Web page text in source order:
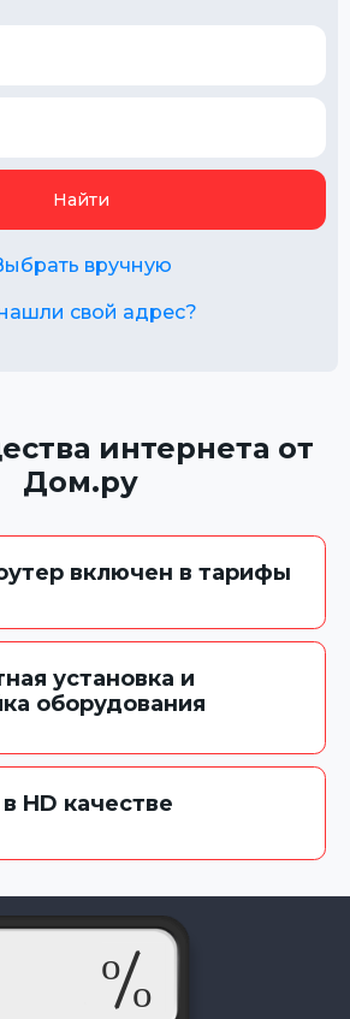
Найти
вручную
свой адрес?
интернета от
Дом.ру
включен в тарифы
установка и
оборудования
HD качестве